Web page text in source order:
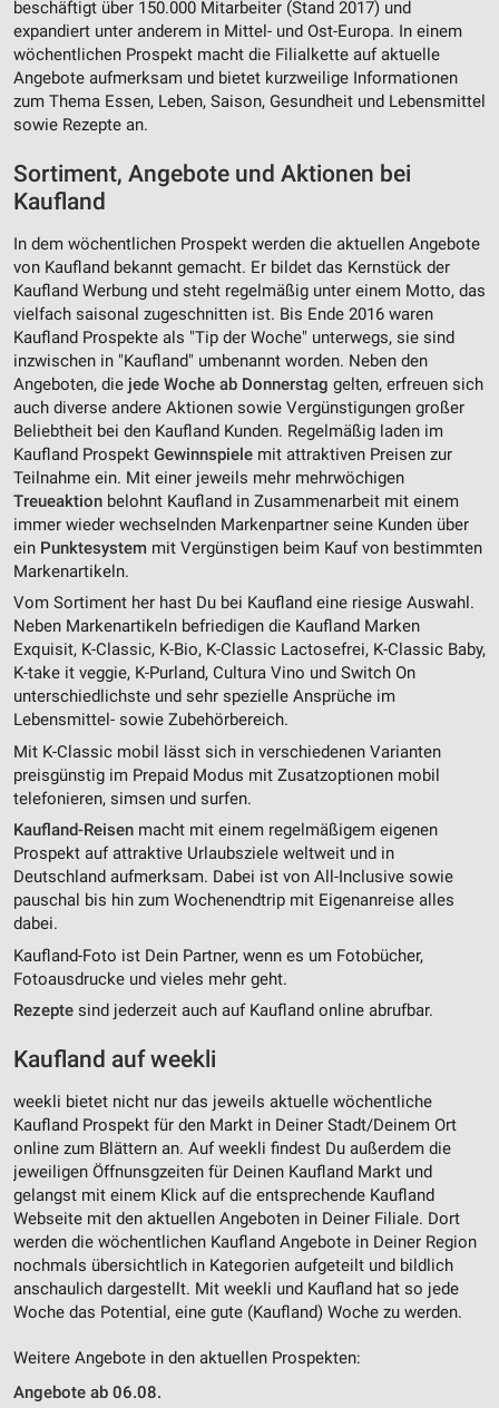
beschäftigt über 150.000 Mitarbeiter (Stand 2017) und
expandiert unter anderem in Mittel- und Ost-Europa. In einem
wöchentlichen Prospekt macht die Filialkette auf aktuelle
Angebote aufmerksam und bietet kurzweilige Informationen
zum Thema Essen, Leben, Saison, Gesundheit und Lebensmittel
sowie Rezepte an.
Sortiment, Angebote und Aktionen bei
Kaufland
In dem wöchentlichen Prospekt werden die aktuellen Angebote
von Kaufland bekannt gemacht. Er bildet das Kernstück der
Kaufland Werbung und steht regelmäßig unter einem Motto, das
vielfach saisonal zugeschnitten ist. Bis Ende 2016 waren
Kaufland Prospekte als "Tip der Woche" unterwegs, sie sind
inzwischen in "Kaufland" umbenannt worden. Neben den
Angeboten, die jede Woche ab Donnerstag gelten, erfreuen sich
auch diverse andere Aktionen sowie Vergünstigungen großer
Beliebtheit bei den Kaufland Kunden. Regelmäßig laden im
Kaufland Prospekt Gewinnspiele mit attraktiven Preisen zur
Teilnahme ein. Mit einer jeweils mehr mehrwöchigen
Treueaktion belohnt Kaufland in Zusammenarbeit mit einem
immer wieder wechselnden Markenpartner seine Kunden über
ein Punktesystem mit Vergünstigen beim Kauf von bestimmten
Markenartikeln.
Vom Sortiment her hast Du bei Kaufland eine riesige Auswahl.
Neben Markenartikeln befriedigen die Kaufland Marken
Exquisit, K-Classic, K-Bio, K-Classic Lactosefrei, K-Classic Baby,
K-take it veggie, K-Purland, Cultura Vino und Switch On
unterschiedlichste und sehr spezielle Ansprüche im
Lebensmittel- sowie Zubehörbereich.
Mit K-Classic mobil lässt sich in verschiedenen Varianten
preisgünstig im Prepaid Modus mit Zusatzoptionen mobil
telefonieren, simsen und surfen.
Kaufland-Reisen macht mit einem regelmäßigem eigenen
Prospekt auf attraktive Urlaubsziele weltweit und in
Deutschland aufmerksam. Dabei ist von All-Inclusive sowie
pauschal bis hin zum Wochenendtrip mit Eigenanreise alles
dabei.
Kaufland-Foto ist Dein Partner, wenn es um Fotobücher,
Fotoausdrucke und vieles mehr geht.
Rezepte sind jederzeit auch auf Kaufland online abrufbar.
Kaufland auf weekli
weekli bietet nicht nur das jeweils aktuelle wöchentliche
Kaufland Prospekt für den Markt in Deiner Stadt/Deinem Ort
online zum Blättern an. Auf weekli findest Du außerdem die
jeweiligen Öffnunsgzeiten für Deinen Kaufland Markt und
gelangst mit einem Klick auf die entsprechende Kaufland
Webseite mit den aktuellen Angeboten in Deiner Filiale. Dort
werden die wöchentlichen Kaufland Angebote in Deiner Region
nochmals übersichtlich in Kategorien aufgeteilt und bildlich
anschaulich dargestellt. Mit weekli und Kaufland hat so jede
Woche das Potential, eine gute (Kaufland) Woche zu werden.
Weitere Angebote in den aktuellen Prospekten:
Angebote ab 06.08.